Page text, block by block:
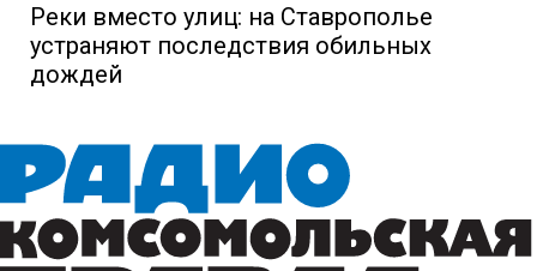
Реки вместо улиц: на Ставрополье
устраняют последствия обильных
дождей